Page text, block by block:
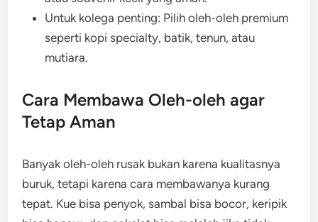
Untuk kolega penting: Pilih oleh-oleh premium
seperti kopi specialty, batik, tenun, atau
mutiara.
Cara Membawa Oleh-oleh agar
Tetap Aman
Banyak oleh-oleh rusak bukan karena kualitasnya
buruk, tetapi karena cara membawanya kurang
tepat. Kue bisa penyok, sambal bisa bocor, keripik